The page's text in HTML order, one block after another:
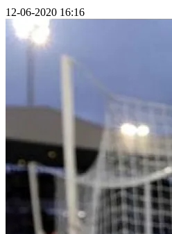
12-06-2020 16:16